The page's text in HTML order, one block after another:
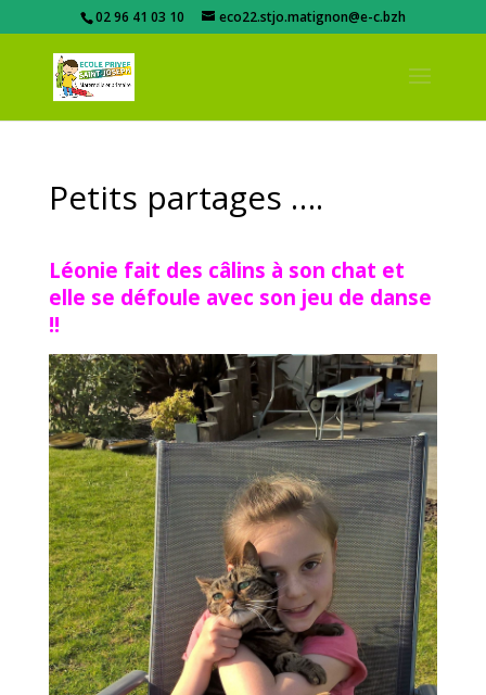
02 96 41 03 10 eco22.stjo.matignon@e-c.bzh
Petits partages ….
Léonie fait des câlins à son chat et
elle se défoule avec son jeu de danse
!!